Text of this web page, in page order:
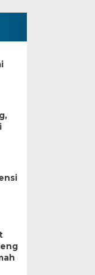
– Transisi jabatan
tak…